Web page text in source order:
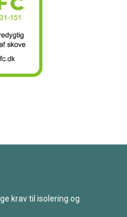
krav til isolering og